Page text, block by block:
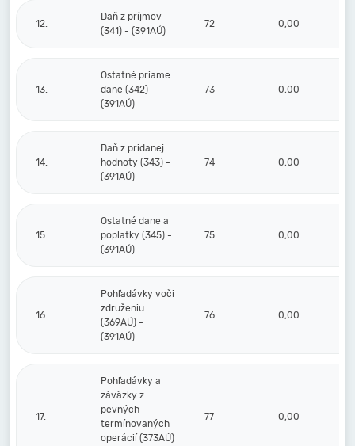
12.
Daň z príjmov
(341) - (391AÚ)
72 0,00
13.
Ostatné priame
dane (342) -
(391AÚ)
73 0,00
14.
Daň z pridanej
hodnoty (343) -
(391AÚ)
74 0,00
15.
Ostatné dane a
poplatky (345) -
(391AÚ)
75 0,00
16.
Pohľadávky voči
združeniu
(369AÚ) -
(391AÚ)
76 0,00
17.
Pohľadávky a
záväzky z
pevných
termínovaných
operácií (373AÚ)
77 0,00